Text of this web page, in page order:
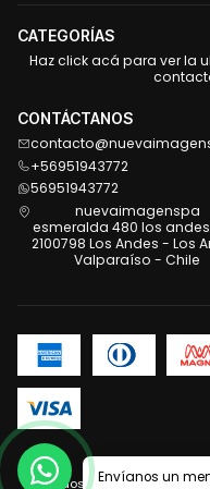
CATEGORÍAS
Haz click acá para ver la
CONTÁCTANOS
+56951943772
56951943772
nuevaimagenspa
esmeralda 480 los
2100798 Los Andes - Los
Valparaíso - Chile
Todos los derechos
Envíanos un